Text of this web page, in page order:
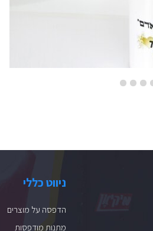
ניווט כללי
הדפסה על מוצרים
מתנות מודפסות